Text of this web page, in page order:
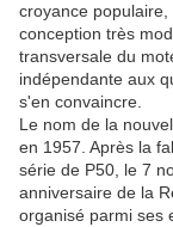
croyance
conception très
transversale du
indépendante aux
s'en convaincre.
Le nom de la
en 1957. Après la
série de P50, le 7
anniversaire de la
organisé parmi ses